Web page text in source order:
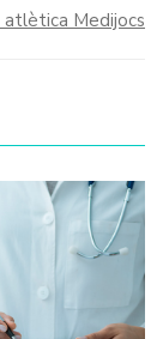
Medijocs